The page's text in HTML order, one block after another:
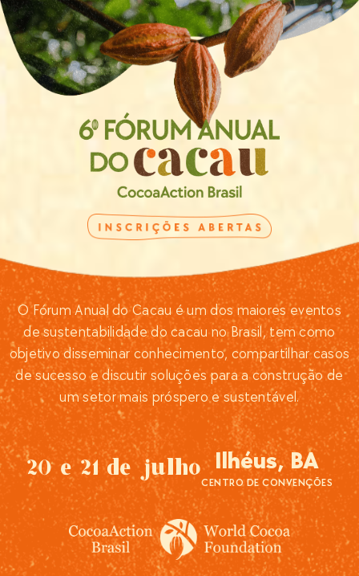
O Fórum Anual do Cacau é um dos maiores eventos
de sustentabilidade do cacau no Brasil, tem como
objetivo disseminar conhecimento, compartilhar casos
de sucesso e discutir soluções para a construção de
um setor mais próspero e sustentável.
20 e 21 de julho Ilhéus, BA
CENTRO DE CONVENÇÕES